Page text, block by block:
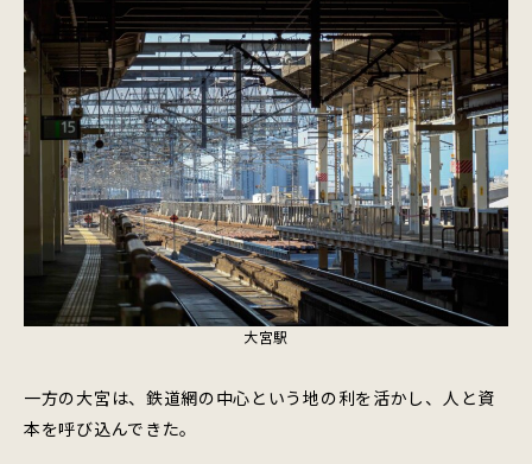
大宮駅
一方の大宮は、鉄道網の中心という地の利を活かし、人と資
本を呼び込んできた。